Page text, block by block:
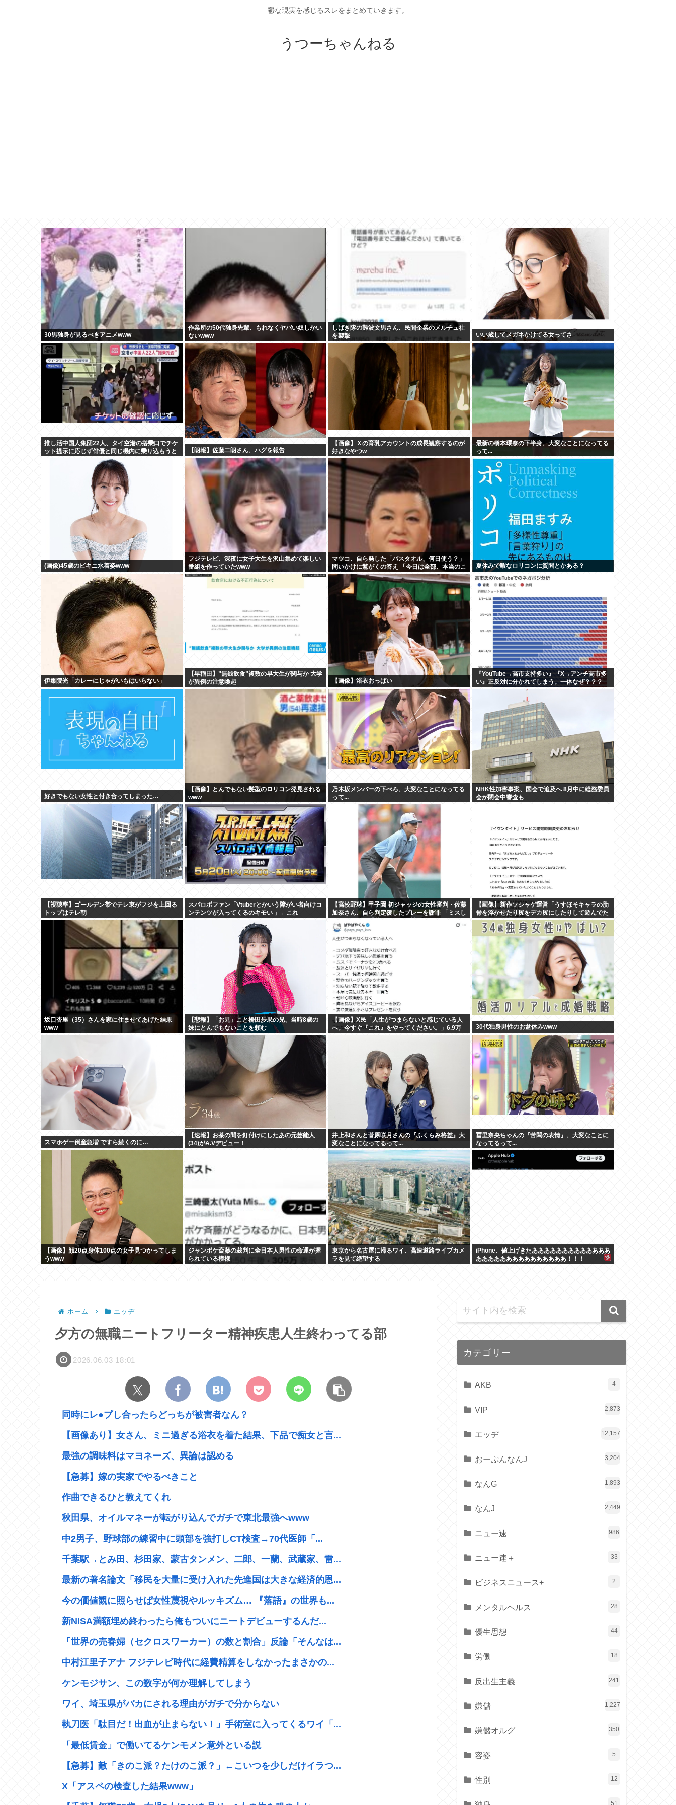
鬱な現実を感じるスレをまとめていきます。
うつーちゃんねる
30男独身が見るべきアニメwww
作業所の50代独身先輩、もれなくヤバい奴しかい
ないwww
しばき隊の難波文男さん、民間企業のメルチュ社
を襲撃
いい歳してメガネかけてる女ってさ
推し活中国人集団22人、タイ空港の搭乗口でチケ
ット提示に応じず俳優と同じ機内に乗り込もうと
し大混乱 まとめて搭乗拒否
【朗報】佐藤二朗さん、ハグを報告
【画像】Ｘの育乳アカウントの成長観察するのが
好きなやつw
最新の橋本環奈の下半身、大変なことになってる
って...
(画像)45歳のビキニ水着姿www
フジテレビ、深夜に女子大生を沢山集めて楽しい
番組を作っていたwww
マツコ、自ら発した「バスタオル、何日使う？」
問いかけに驚がくの答え 「今日は全部、本当のこ
と言うわ」
夏休みで暇なロリコンに質問とかある？
伊集院光「カレーにじゃがいもはいらない」
【早稲田】”無銭飲食”複数の早大生が関与か 大学
が異例の注意喚起
【画像】浴衣おっぱい
『YouTube→高市支持多い』『X→アンチ高市多
い』正反対に分かれてしまう。一体なぜ？？？
好きでもない女性と付き合ってしまった…
【画像】とんでもない髪型のロリコン発見される
www
乃木坂メンバーの下ぺろ、大変なことになってる
って...
NHK性加害事案、国会で追及へ 8月中に総務委員
会が閉会中審査も
【視聴率】ゴールデン帯でテレ東がフジを上回る
トップはテレ朝
スパロボファン「Vtuberとかいう障がい者向けコ
ンテンツが入ってくるのキモい 」←これ
【高校野球】甲子園 初ジャッジの女性審判・佐藤
加奈さん、自ら判定覆したプレーを謝罪 「ミスし
【画像】新作ソシャゲ運営「うすほそキャラの肋
骨を浮かせたり尻をデカ尻にしたりして遊んでた
らリリース遅れました」
坂口杏里（35）さんを家に住ませてあげた結果
www
【悲報】「お兄」こと橋田歩果の兄、当時8歳の
妹にとんでもないことを頼む
【画像】X民「人生がつまらないと感じている人
へ。今すぐ『これ』をやってください。」6.9万
30代独身男性のお盆休みwww
スマホゲー倒産急増 ですら続くのに…
【速報】お茶の間を釘付けにしたあの元芸能人
(34)がA.Vデビュー！
井上和さんと菅原咲月さんの『ふくらみ格差』大
変なことになってるって...
冨里奈央ちゃんの『苦悶の表情』、大変なことに
なってるって...
【画像】顔20点身体100点の女子見つかってしま
うwww
ジャンポケ斎藤の裁判に全日本人男性の命運が握
られている模様
東京から名古屋に帰るワイ、高速道路ライブカメ
ラを見て絶望する
iPhone、値上げきたあああああああああああああ
あああああああああああああああ！！！
ホーム エッヂ
夕方の無職ニートフリーター精神疾患人生終わってる部
2026.06.03 18:01
同時にレ●プし合ったらどっちが被害者なん？
【画像あり】女さん、ミニ過ぎる浴衣を着た結果、下品で痴女と言...
最強の調味料はマヨネーズ、異論は認める
【急募】嫁の実家でやるべきこと
作曲できるひと教えてくれ
秋田県、オイルマネーが転がり込んでガチで東北最強へwww
中2男子、野球部の練習中に頭部を強打しCT検査→70代医師「...
千葉駅→とみ田、杉田家、蒙古タンメン、二郎、一蘭、武蔵家、雷...
最新の著名論文「移民を大量に受け入れた先進国は大きな経済的恩...
今の価値観に照らせば女性蔑視やルッキズム… 『落語』の世界も...
新NISA満額埋め終わったら俺もついにニートデビューするんだ...
「世界の売春婦（セクロスワーカー）の数と割合」反論「そんなは...
中村江里子アナ フジテレビ時代に経費精算をしなかったまさかの...
ケンモジサン、この数字が何か理解してしまう
ワイ、埼玉県がバカにされる理由がガチで分からない
執刀医「駄目だ！出血が止まらない！」手術室に入ってくるワイ「...
「最低賃金」で働いてるケンモメン意外といる説
【急募】敵「きのこ派？たけのこ派？」←こいつを少しだけイラつ...
X「アスペの検査した結果www」
カテゴリー
AKB 4
VIP 2,873
エッヂ 12,157
おーぷんなんJ 3,204
なんG 1,893
なんJ 2,449
ニュー速 986
ニュー速＋ 33
ビジネスニュース+ 2
メンタルヘルス 28
優生思想 44
労働 18
反出生主義 241
嫌儲 1,227
嫌儲オルグ 350
容姿 5
性別 12
51